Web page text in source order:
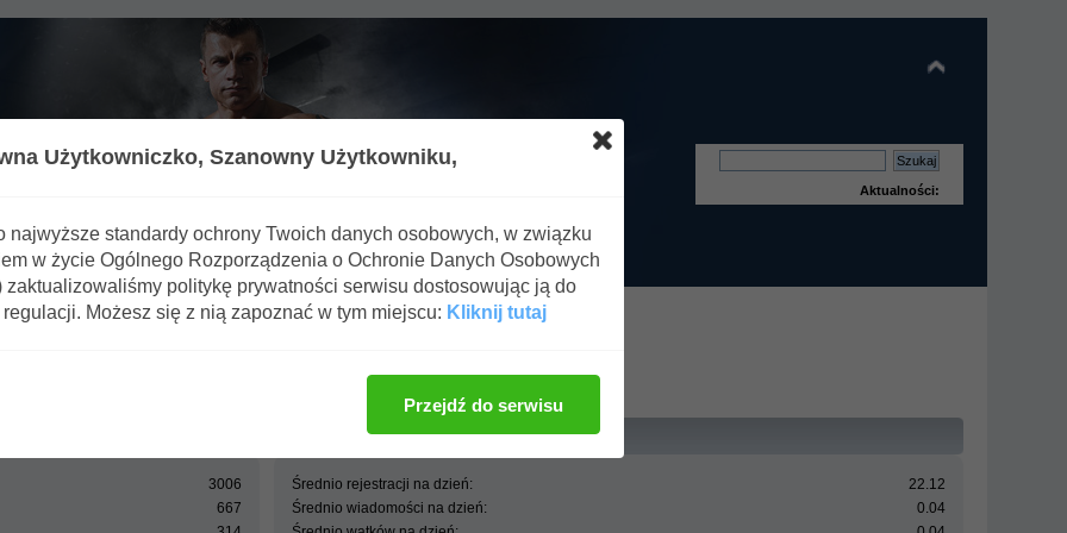
Aktualności:
ffbb.pl - Forum Fitness & BodyBuilding - Centrum statystyk
3006
667
Średnio rejestracji na dzień:
22.12
Średnio wiadomości na dzień:
0.04
Użytkowniczko, Szanowny Użytkowniku,
najwyższe standardy ochrony Twoich danych osobowych, w związku
w życie Ogólnego Rozporządzenia o Ochronie Danych Osobowych
zaktualizowaliśmy politykę prywatności serwisu dostosowując ją do
Możesz się z nią zapoznać w tym miejscu: Kliknij tutaj
Przejdź do serwisu